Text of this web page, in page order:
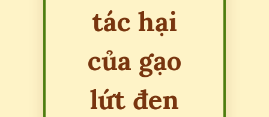
tác hại
của gạo
lứt đen